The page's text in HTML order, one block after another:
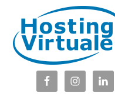
navigazione
primaria
contenuto
principale
barra
laterale
piè